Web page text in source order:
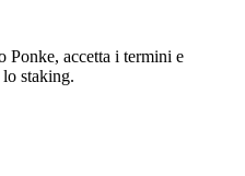
Ponke, accetta i termini e
staking.